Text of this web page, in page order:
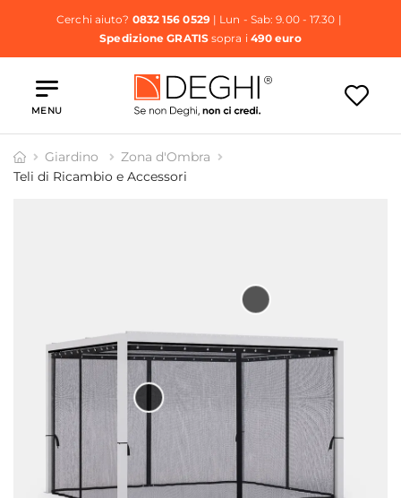
Cerchi aiuto? 0832 156 0529| Lun - Sab: 9.00 - 17.30 |
Spedizione GRATISsopra i 490 euro
MENU
Giardino
Zona d'Ombra
Teli di Ricambio e Accessori